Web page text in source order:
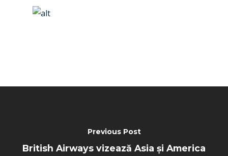
Previous Post
British Airways vizează Asia și America